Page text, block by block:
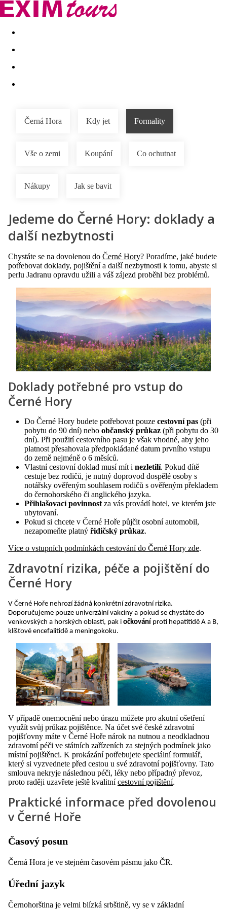
Akční nabídky Last minute
Černá Hora Kdy jet Formality
Vše o zemi Koupání Co ochutnat
Nákupy Jak se bavit
Jedeme do Černé Hory: doklady a
další nezbytnosti
Chystáte se na dovolenou do Černé Hory? Poradíme, jaké budete
potřebovat doklady, pojištění a další nezbytnosti k tomu, abyste si
perlu Jadranu opravdu užili a váš zájezd proběhl bez problémů.
Doklady potřebné pro vstup do
Černé Hory
Do Černé Hory budete potřebovat pouze cestovní pas (při
pobytu do 90 dní) nebo občanský průkaz (při pobytu do 30
dní). Při použití cestovního pasu je však vhodné, aby jeho
platnost přesahovala předpokládané datum prvního vstupu
do země nejméně o 6 měsíců.
Vlastní cestovní doklad musí mít i nezletilí. Pokud dítě
cestuje bez rodičů, je nutný doprovod dospělé osoby s
notářsky ověřeným souhlasem rodičů s ověřeným překladem
do černohorského či anglického jazyka.
Přihlašovací povinnostza vás provádí hotel, ve kterém jste
ubytovaní.
Pokud si chcete v Černé Hoře půjčit osobní automobil,
nezapomeňte platný řidičský průkaz.
Více o vstupních podmínkách cestování do Černé Hory zde.
Zdravotní rizika, péče a pojištění do
Černé Hory
V Černé Hoře nehrozí žádná konkrétní zdravotní rizika.
Doporučujeme pouze univerzální vakcíny a pokud se chystáte do
venkovských a horských oblasti, pak i očkování proti hepatitidě A a B,
klíšťové encefalitidě a meningokoku.
V případě onemocnění nebo úrazu můžete pro akutní ošetření
využít svůj průkaz pojištěnce. Na účet své české zdravotní
pojišťovny máte v Černé Hoře nárok na nutnou a neodkladnou
zdravotní péči ve státních zařízeních za stejných podmínek jako
místní pojištěnci. K prokázání potřebujete speciální formulář,
který si vyzvednete před cestou u své zdravotní pojišťovny. Tato
smlouva nekryje následnou péči, léky nebo případný převoz,
proto raději uzavřete ještě kvalitnícestovní pojištění.
Praktické informace před dovolenou
v Černé Hoře
Časový posun
Černá Hora je ve stejném časovém pásmu jako ČR.
Úřední jazyk
Černohorština je velmi blízká srbštině, vy se v základní